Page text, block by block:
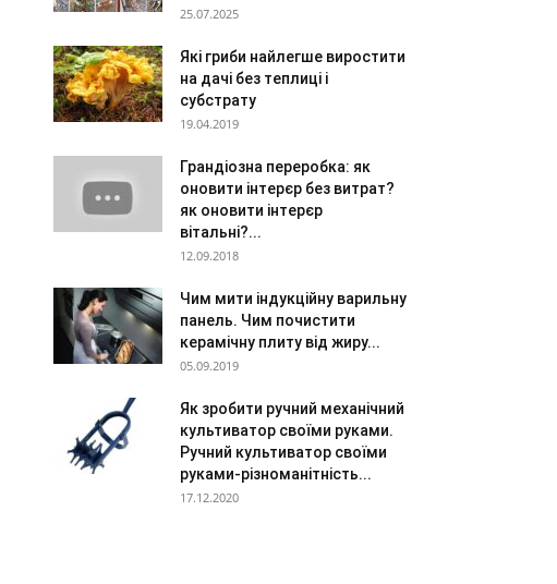
25.07.2025
Які гриби найлегше виростити
на дачі без теплиці і
субстрату
19.04.2019
Грандіозна переробка: як
оновити інтерєр без витрат?
як оновити інтерєр
вітальні?...
12.09.2018
Чим мити індукційну варильну
панель. Чим почистити
керамічну плиту від жиру...
05.09.2019
Як зробити ручний механічний
культиватор своїми руками.
Ручний культиватор своїми
руками-різноманітність...
17.12.2020